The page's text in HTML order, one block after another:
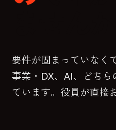
要件が固まっていなく
事業・DX、AI、どちら
ています。役員が直接